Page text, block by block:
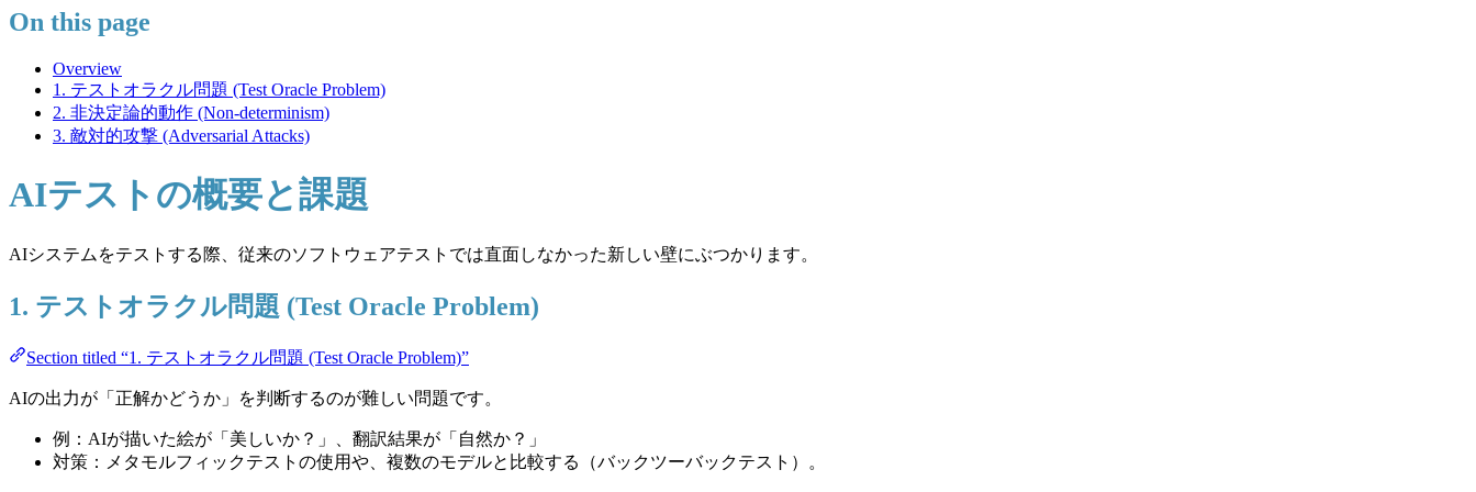
On this page
Overview
1. テストオラクル問題 (Test Oracle Problem)
2. 非決定論的動作 (Non-determinism)
3. 敵対的攻撃 (Adversarial Attacks)
AIテストの概要と課題
AIシステムをテストする際、従来のソフトウェアテストでは直面しなかった新しい壁にぶつかります。
1. テストオラクル問題 (Test Oracle Problem)
Section titled “1. テストオラクル問題 (Test Oracle Problem)”
AIの出力が「正解かどうか」を判断するのが難しい問題です。
例：AIが描いた絵が「美しいか？」、翻訳結果が「自然か？」
対策：メタモルフィックテストの使用や、複数のモデルと比較する（バックツーバックテスト）。